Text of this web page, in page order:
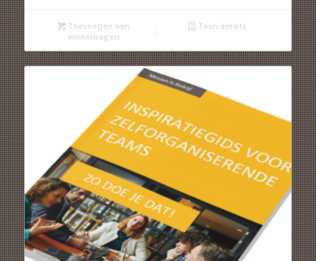
Toevoegen aan
winkelwagen
Toon details